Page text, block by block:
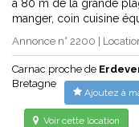
a 80 m de la grande
manger, coin cuisine
Annonce n° 2200 |
Carnac proche de
Bretagne
Ajoutez à
Voir cette location